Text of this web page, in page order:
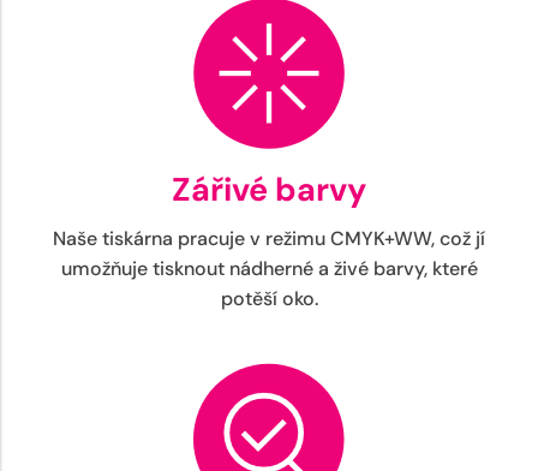
Zářivé barvy
Naše tiskárna pracuje v režimu CMYK+WW, což jí
umožňuje tisknout nádherné a živé barvy, které
potěší oko.